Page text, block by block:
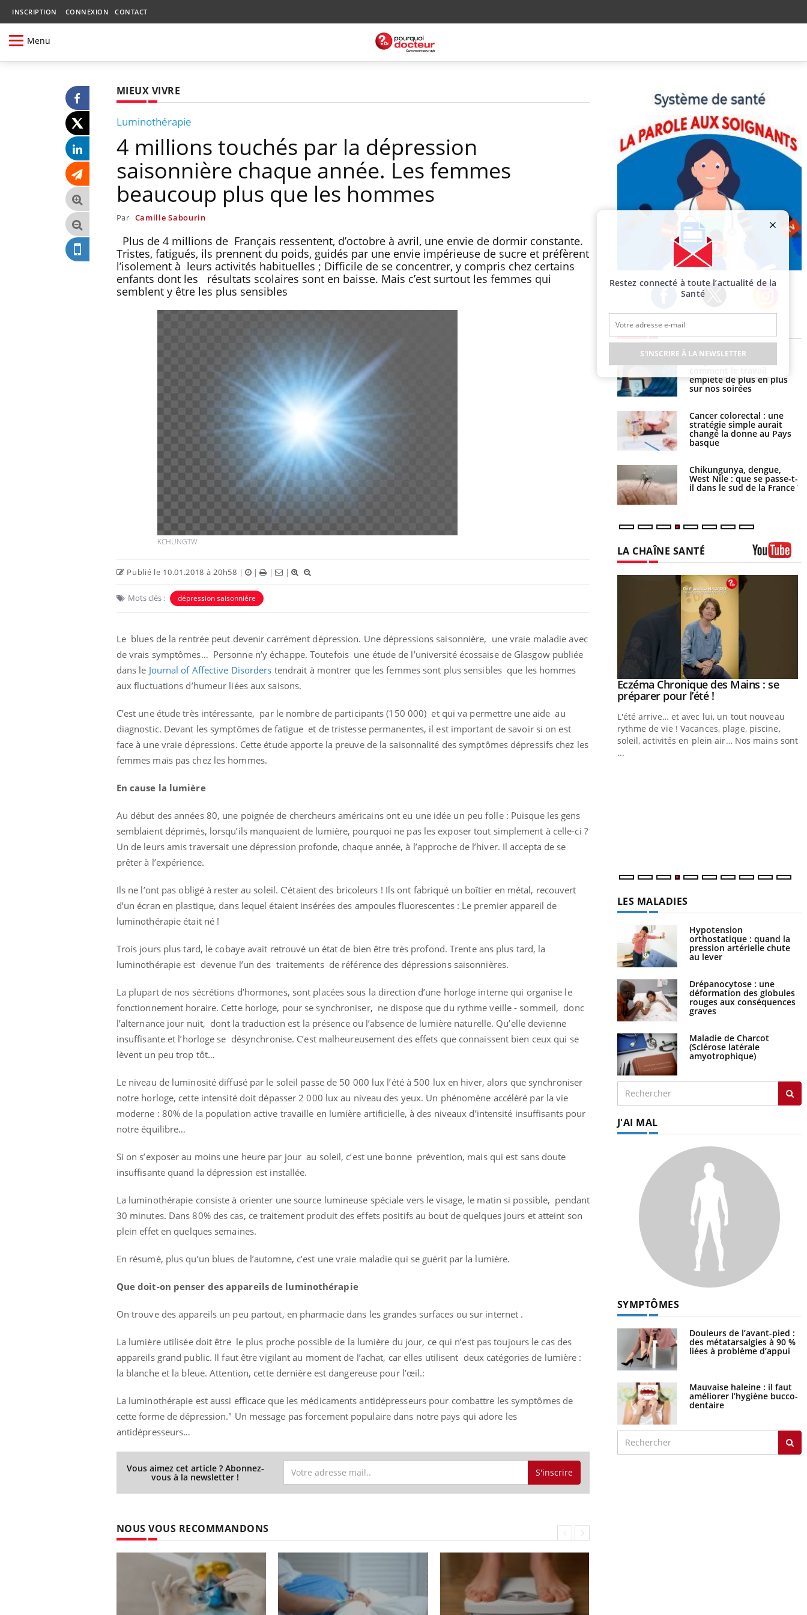
INSCRIPTION CONNEXION CONTACT
Menu
MIEUX VIVRE
Luminothérapie
4 millions touchés par la dépression
saisonnière chaque année. Les femmes
beaucoup plus que les hommes
Par Camille Sabourin
Plus de 4 millions de Français ressentent, d’octobre à avril, une envie de dormir constante.
Tristes, fatigués, ils prennent du poids, guidés par une envie impérieuse de sucre et préfèrent
l’isolement à leurs activités habituelles ; Difficile de se concentrer, y compris chez certains
enfants dont les résultats scolaires sont en baisse. Mais c’est surtout les femmes qui
semblent y être les plus sensibles
KCHUNGTW
Publié le 10.01.2018 à 20h58 | | | |
Mots clés : dépression saisonniére
Le blues de la rentrée peut devenir carrément dépression. Une dépressions saisonnière, une vraie maladie avec
de vrais symptômes… Personne n’y échappe. Toutefois une étude de l’université écossaise de Glasgow publiée
dans le Journal of Affective Disorders tendrait à montrer que les femmes sont plus sensibles que les hommes
aux fluctuations d’humeur liées aux saisons.
C’est une étude très intéressante, par le nombre de participants (150 000) et qui va permettre une aide au
diagnostic. Devant les symptômes de fatigue et de tristesse permanentes, il est important de savoir si on est
face à une vraie dépressions. Cette étude apporte la preuve de la saisonnalité des symptômes dépressifs chez les
femmes mais pas chez les hommes.
En cause la lumière
Au début des années 80, une poignée de chercheurs américains ont eu une idée un peu folle : Puisque les gens
semblaient déprimés, lorsqu’ils manquaient de lumière, pourquoi ne pas les exposer tout simplement à celle-ci ?
Un de leurs amis traversait une dépression profonde, chaque année, à l’approche de l’hiver. Il accepta de se
prêter à l’expérience.
Ils ne l’ont pas obligé à rester au soleil. C’étaient des bricoleurs ! Ils ont fabriqué un boîtier en métal, recouvert
d’un écran en plastique, dans lequel étaient insérées des ampoules fluorescentes : Le premier appareil de
luminothérapie était né !
Trois jours plus tard, le cobaye avait retrouvé un état de bien être très profond. Trente ans plus tard, la
luminothérapie est devenue l’un des traitements de référence des dépressions saisonnières.
La plupart de nos sécrétions d’hormones, sont placées sous la direction d’une horloge interne qui organise le
fonctionnement horaire. Cette horloge, pour se synchroniser, ne dispose que du rythme veille - sommeil, donc
l’alternance jour nuit, dont la traduction est la présence ou l’absence de lumière naturelle. Qu’elle devienne
insuffisante et l’horloge se désynchronise. C’est malheureusement des effets que connaissent bien ceux qui se
lèvent un peu trop tôt…
Le niveau de luminosité diffusé par le soleil passe de 50 000 lux l’été à 500 lux en hiver, alors que synchroniser
notre horloge, cette intensité doit dépasser 2 000 lux au niveau des yeux. Un phénomène accéléré par la vie
moderne : 80% de la population active travaille en lumière artificielle, à des niveaux d’intensité insuffisants pour
notre équilibre…
Si on s’exposer au moins une heure par jour au soleil, c’est une bonne prévention, mais qui est sans doute
insuffisante quand la dépression est installée.
La luminothérapie consiste à orienter une source lumineuse spéciale vers le visage, le matin si possible, pendant
30 minutes. Dans 80% des cas, ce traitement produit des effets positifs au bout de quelques jours et atteint son
plein effet en quelques semaines.
En résumé, plus qu’un blues de l’automne, c’est une vraie maladie qui se guérit par la lumière.
Que doit-on penser des appareils de luminothérapie
On trouve des appareils un peu partout, en pharmacie dans les grandes surfaces ou sur internet .
La lumière utilisée doit être le plus proche possible de la lumière du jour, ce qui n’est pas toujours le cas des
appareils grand public. Il faut être vigilant au moment de l’achat, car elles utilisent deux catégories de lumière :
la blanche et la bleue. Attention, cette dernière est dangereuse pour l’œil.:
La luminothérapie est aussi efficace que les médicaments antidépresseurs pour combattre les symptômes de
cette forme de dépression." Un message pas forcement populaire dans notre pays qui adore les
antidépresseurs…
Vous aimez cet article ? Abonnez-
vous à la newsletter ! S'inscrire
NOUS VOUS RECOMMANDONS
Facebook Twitter Instagram
EN DIRECT
modifient votre cerveau !
Mon enfant est-il trop
sensible ou simplement
quelle trousse à pharmacie
pour les vacances ?
Syndrome métabolique :
quels sont les meilleurs
exercices physiques ?
Comment éviter une otite
pendant les vacances ?
Hantavirus : un cas détecté
chez un touriste en France
empiète de plus en plus
sur nos soirées
Cancer colorectal : une
stratégie simple aurait
changé la donne au Pays
basque
Chikungunya, dengue,
West Nile : que se passe-t-
il dans le sud de la France ?
LA CHAÎNE SANTÉ
Eczéma Chronique des Mains :
Il y a des sujets qui sont faciles à aborder...
d'autres non ! D'un côté, poser des questions
sur la maladie d'un proche c'est montrer ...
Youtube
Carence en fer : comprendre pour
Fatigue, irritabilité, brouillard mental ou
même alopécie… Les symptômes de la
carence en fer sont multiples ce qui la rend
En 2026, l'insuline dans le diabète de type 2
reste entourée d'idées reçues chez les
patients comme parfois chez les soignants.
Youtube
Eczéma Chronique des Mains : se
préparer pour l’été !Youtube
L'été arrive… et avec lui, un tout nouveau
rythme de vie ! Vacances, plage, piscine,
soleil, activités en plein air… Nos mains sont
...
LES MALADIES
Hypotension
orthostatique : quand la
pression artérielle chute
au lever
Drépanocytose : une
déformation des globules
rouges aux conséquences
graves
Maladie de Charcot
(Sclérose latérale
amyotrophique)
J'AI MAL
SYMPTÔMES
Douleurs de l’avant-pied :
des métatarsalgies à 90 %
liées à problème d’appui
Mauvaise haleine : il faut
améliorer l’hygiène bucco-
dentaire
Restez connecté à toute l’actualité de la
Santé
S'INSCRIRE À LA NEWSLETTER